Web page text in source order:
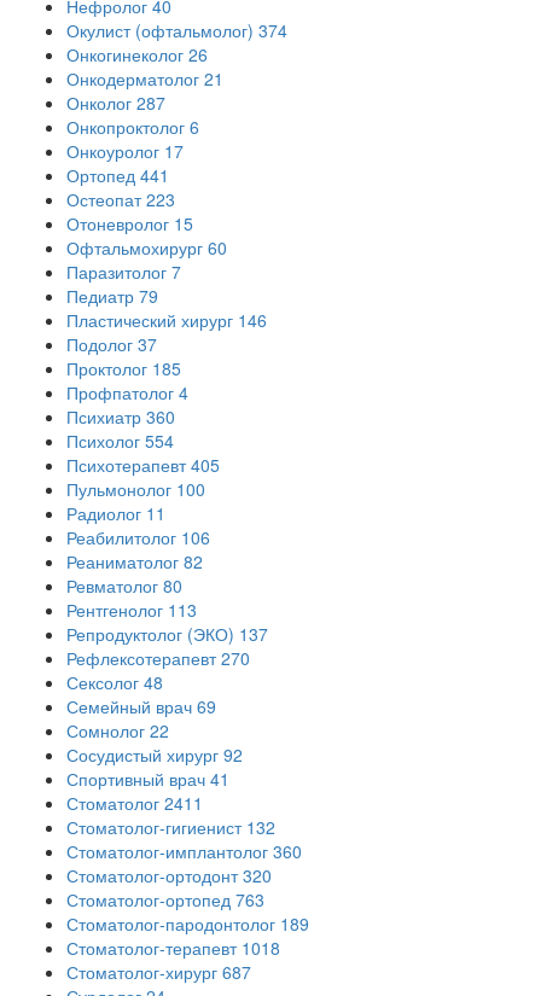
Нефролог 40
Окулист (офтальмолог) 374
Онкогинеколог 26
Онкодерматолог 21
Онколог 287
Онкопроктолог 6
Онкоуролог 17
Ортопед 441
Остеопат 223
Отоневролог 15
Офтальмохирург 60
Паразитолог 7
Педиатр 79
Пластический хирург 146
Подолог 37
Проктолог 185
Профпатолог 4
Психиатр 360
Психолог 554
Психотерапевт 405
Пульмонолог 100
Радиолог 11
Реабилитолог 106
Реаниматолог 82
Ревматолог 80
Рентгенолог 113
Репродуктолог (ЭКО) 137
Рефлексотерапевт 270
Сексолог 48
Семейный врач 69
Сомнолог 22
Сосудистый хирург 92
Спортивный врач 41
Стоматолог 2411
Стоматолог-гигиенист 132
Стоматолог-имплантолог 360
Стоматолог-ортодонт 320
Стоматолог-ортопед 763
Стоматолог-пародонтолог 189
Стоматолог-терапевт 1018
Стоматолог-хирург 687